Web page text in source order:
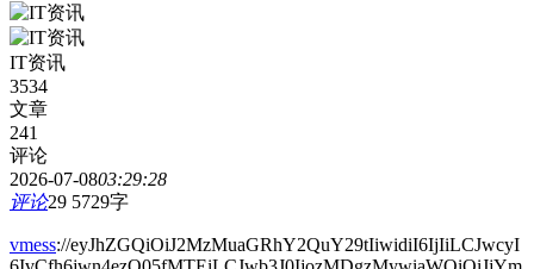
IT资讯
3534
文章
241
评论
2026-07-0803:29:28
评论29 5729字
vmess://eyJhZGQiOiJ2MzMuaGRhY2QuY29tIiwidiI6IjIiLCJwcyI